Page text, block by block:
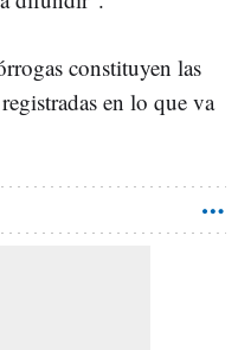
constituyen las
registradas en lo que va